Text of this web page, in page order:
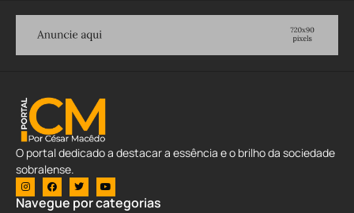
O portal dedicado a destacar a essência e o brilho da sociedade
sobralense.
Navegue por categorias